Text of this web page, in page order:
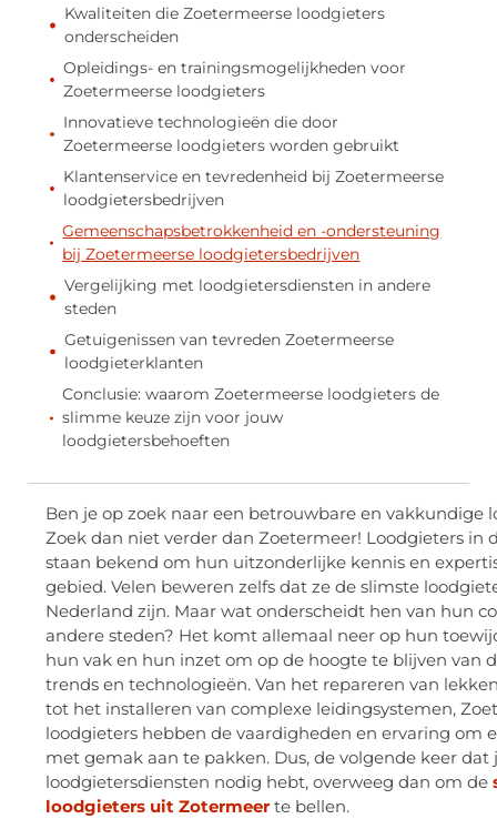
Kwaliteiten die Zoetermeerse loodgieters
onderscheiden
Opleidings- en trainingsmogelijkheden voor
Zoetermeerse loodgieters
Innovatieve technologieën die door
Zoetermeerse loodgieters worden gebruikt
Klantenservice en tevredenheid bij Zoetermeerse
loodgietersbedrijven
Gemeenschapsbetrokkenheid en -ondersteuning
bij Zoetermeerse loodgietersbedrijven
Vergelijking met loodgietersdiensten in andere
steden
Getuigenissen van tevreden Zoetermeerse
loodgieterklanten
Conclusie: waarom Zoetermeerse loodgieters de
slimme keuze zijn voor jouw
loodgietersbehoeften
Ben je op zoek naar een betrouwbare en vakkundige
Zoek dan niet verder dan Zoetermeer! Loodgieters in
staan bekend om hun uitzonderlijke kennis en
gebied. Velen beweren zelfs dat ze de slimste
Nederland zijn. Maar wat onderscheidt hen van hun
andere steden? Het komt allemaal neer op hun
hun vak en hun inzet om op de hoogte te blijven van
trends en technologieën. Van het repareren van
tot het installeren van complexe leidingsystemen,
loodgieters hebben de vaardigheden en ervaring om
met gemak aan te pakken. Dus, de volgende keer dat
loodgietersdiensten nodig hebt, overweeg dan om de
loodgieters uit Zotermeerte bellen.